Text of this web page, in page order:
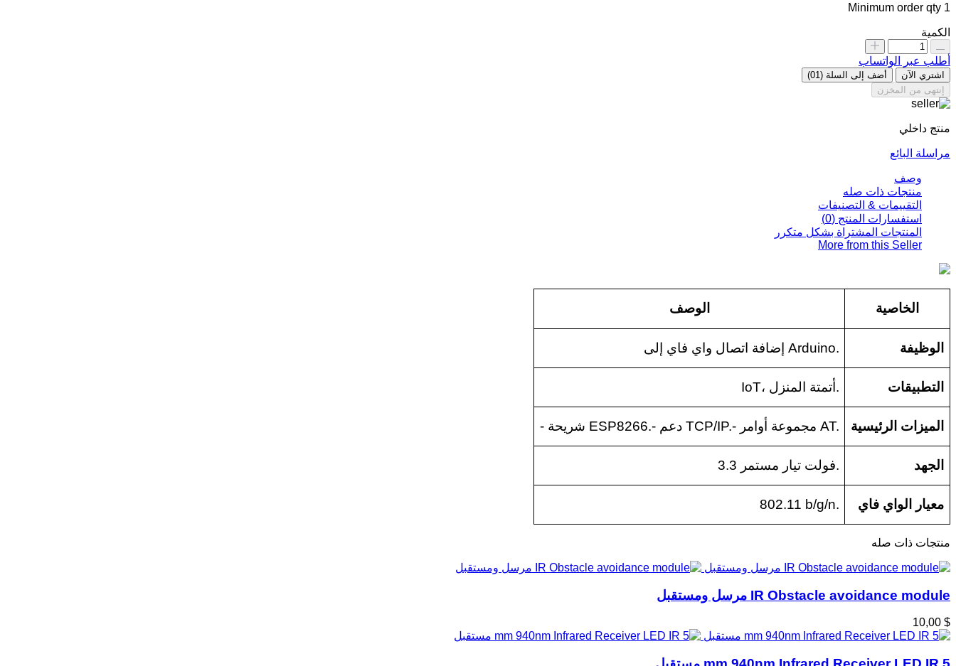
Minimum order qty 1
الكمية
أطلب عبر الواتساب
اشتري الآن أضف إلى السلة (01)
إنتهى من المخزن
منتج داخلي
مراسلة البائع
وصف
منتجات ذات صله
التقييمات & التصنيفات
استفسارات المنتج (0)
المنتجات المشتراة بشكل متكرر
More from this Seller
الخاصية الوصف
الوظيفة إضافة اتصال واي فاي إلى Arduino.
التطبيقات IoT، أتمتة المنزل.
الميزات الرئيسية - شريحة ESP8266.- دعم TCP/IP.- مجموعة أوامر AT.
الجهد 3.3 فولت تيار مستمر.
معيار الواي فاي 802.11 b/g/n.
منتجات ذات صله
IR Obstacle avoidance module مرسل ومستقبل
$ 10,00